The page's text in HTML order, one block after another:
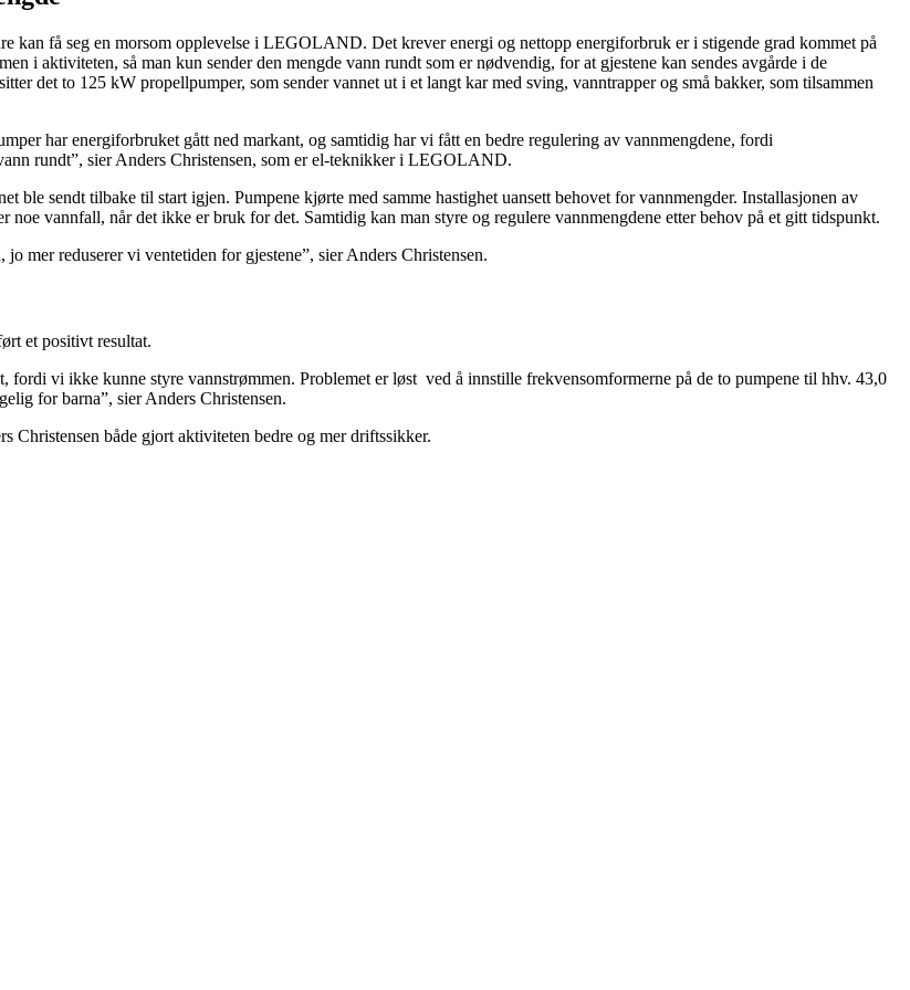
kan få seg en morsom opplevelse i LEGOLAND. Det krever energi og nettopp energiforbruk er i stigende grad kommet på
i aktiviteten, så man kun sender den mengde vann rundt som er nødvendig, for at gjestene kan sendes avgårde i de
det to 125 kW propellpumper, som sender vannet ut i et langt kar med sving, vanntrapper og små bakker, som tilsammen
har energiforbruket gått ned markant, og samtidig har vi fått en bedre regulering av vannmengdene, fordi
rundt”, sier Anders Christensen, som er el-teknikker i LEGOLAND.
ble sendt tilbake til start igjen. Pumpene kjørte med samme hastighet uansett behovet for vannmengder. Installasjonen av
vannfall, når det ikke er bruk for det. Samtidig kan man styre og regulere vannmengdene etter behov på et gitt tidspunkt.
mer reduserer vi ventetiden for gjestene”, sier Anders Christensen.
et positivt resultat.
fordi vi ikke kunne styre vannstrømmen. Problemet er løst ved å innstille frekvensomformerne på de to pumpene til hhv. 43,0
for barna”, sier Anders Christensen.
Christensen både gjort aktiviteten bedre og mer driftssikker.